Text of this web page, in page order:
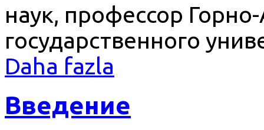
наук, профессор
государственного
Daha fazla
Введение